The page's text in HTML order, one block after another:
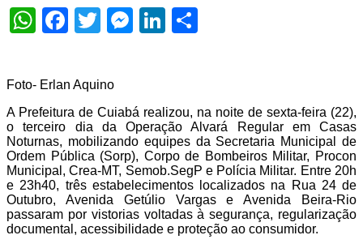
WhatsApp
Facebook
TwitterMessenger
LinkedIn
Foto- Erlan Aquino
A Prefeitura de Cuiabá realizou, na noite de sexta-feira (22),
o terceiro dia da Operação Alvará Regular em Casas
Noturnas, mobilizando equipes da Secretaria Municipal de
Ordem Pública (Sorp), Corpo de Bombeiros Militar, Procon
Municipal, Crea-MT, Semob.SegP e Polícia Militar. Entre 20h
e 23h40, três estabelecimentos localizados na Rua 24 de
Outubro, Avenida Getúlio Vargas e Avenida Beira-Rio
passaram por vistorias voltadas à segurança, regularização
documental, acessibilidade e proteção ao consumidor.